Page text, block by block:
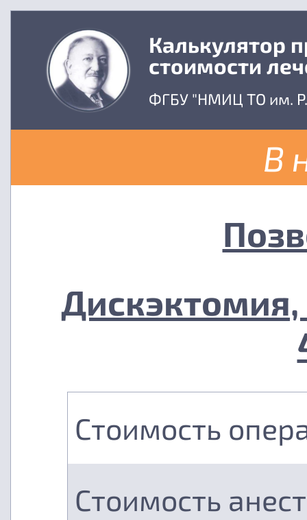
Калькулятор
стоимости
ФГБУ "НМИЦ ТО им.
В
Стоимость
Стоимость